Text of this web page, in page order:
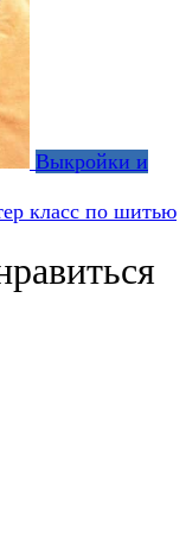
Выкройки и
класс по шитью